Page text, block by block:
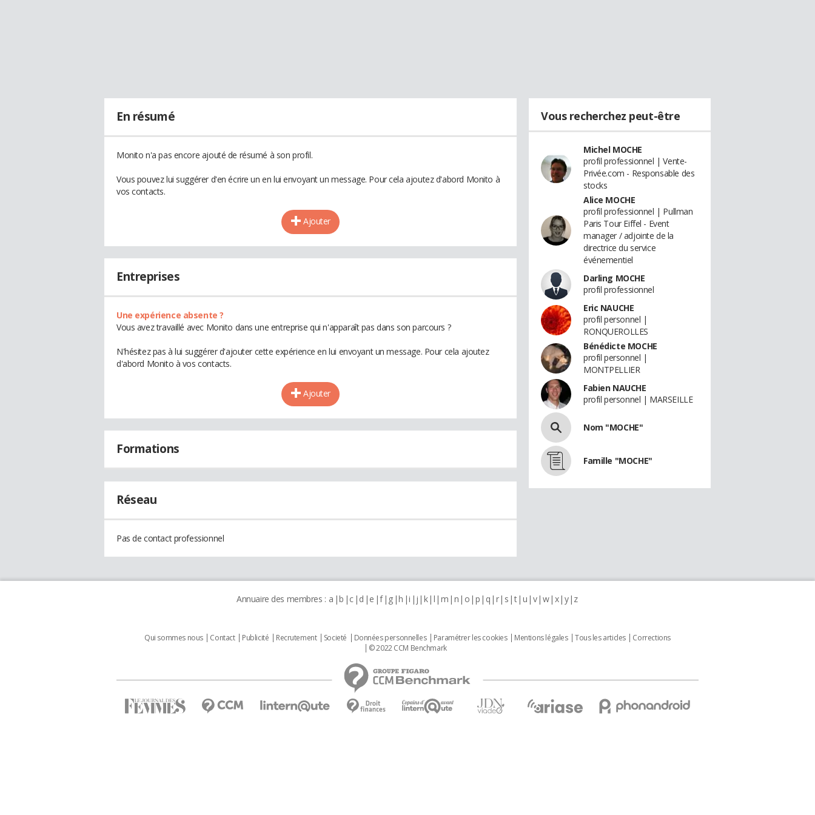
En résumé
Monito n'a pas encore ajouté de résumé à son profil.
Vous pouvez lui suggérer d'en écrire un en lui envoyant un message. Pour cela ajoutez d'abord Monito à
vos contacts.
Ajouter
Entreprises
Une expérience absente ?
Vous avez travaillé avec Monito dans une entreprise qui n'apparaît pas dans son parcours ?
N'hésitez pas à lui suggérer d'ajouter cette expérience en lui envoyant un message. Pour cela ajoutez
d'abord Monito à vos contacts.
Ajouter
Formations
Réseau
Pas de contact professionnel
Vous recherchez peut-être
Michel MOCHE
profil professionnel | Vente-
Privée.com - Responsable des
stocks
Alice MOCHE
profil professionnel | Pullman
Paris Tour Eiffel - Event
manager / adjointe de la
directrice du service
événementiel
Darling MOCHE
profil professionnel
Eric NAUCHE
profil personnel |
RONQUEROLLES
Bénédicte MOCHE
profil personnel |
MONTPELLIER
Fabien NAUCHE
profil personnel | MARSEILLE
Nom "MOCHE"
Famille "MOCHE"
Annuaire des membres : a b c d e f g h i j k l m n o p q r s t u v w x y z
Qui sommes nous Contact Publicité Recrutement Societé Données personnelles Paramétrer les cookies Mentions légales Tous les articles
Corrections
© 2022 CCM Benchmark